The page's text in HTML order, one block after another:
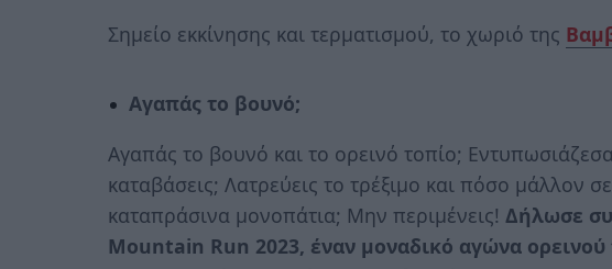
Σημείο εκκίνησης και τερματισμού, το χωριό της
Αγαπάς το βουνό;
Αγαπάς το βουνό και το ορεινό τοπίο;
καταβάσεις; Λατρεύεις το τρέξιμο και πόσο μάλλον
καταπράσινα μονοπάτια; Μην περιμένεις! Δήλωσε
Mountain Run 2023, έναν μοναδικό αγώνα